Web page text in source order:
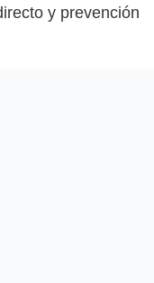
y prevención